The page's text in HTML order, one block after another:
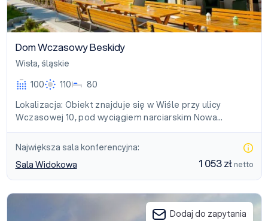
Dom Wczasowy Beskidy
Wisła, śląskie
100
110
80
Lokalizacja: Obiekt znajduje się w Wiśle przy ulicy
Wczasowej 10, pod wyciągiem narciarskim Nowa…
Największa sala konferencyjna:
Sala Widokowa
1 053 zł netto
Dodaj do zapytania